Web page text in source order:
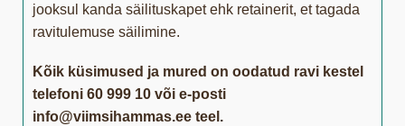
jooksul kanda säilituskapet ehk retainerit, et tagada
ravitulemuse säilimine.
Kõik küsimused ja mured on oodatud ravi kestel
telefoni 60 999 10 või e-posti
info@viimsihammas.ee teel.